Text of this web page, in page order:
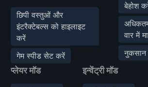
छिपी वस्तुओं और
इंटरैक्टेबल्स को हाइलाइट
करें
गेम स्पीड सेट करें
बेहोश
वार में
नुकसान
प्लेयर मॉड इन्वेंट्री मॉड